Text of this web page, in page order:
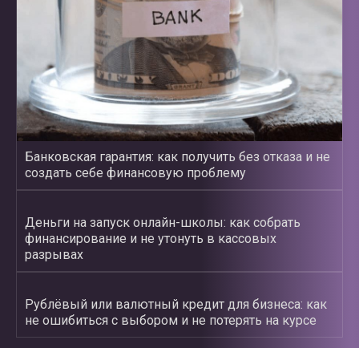
Банковская гарантия: как получить без отказа и не
создать себе финансовую проблему
Деньги на запуск онлайн-школы: как собрать
финансирование и не утонуть в кассовых
разрывах
Рублёвый или валютный кредит для бизнеса: как
не ошибиться с выбором и не потерять на курсе